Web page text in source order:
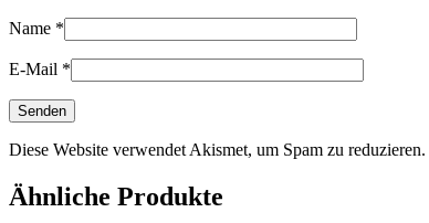
Name *
E-Mail *
Diese Website verwendet Akismet, um Spam zu reduzieren.
Ähnliche Produkte